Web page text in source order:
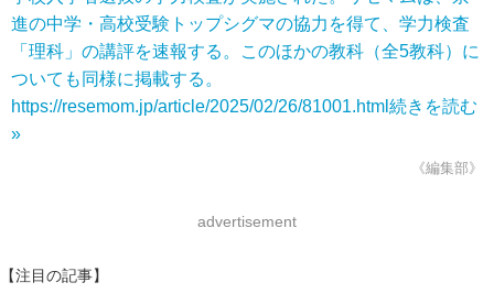
進の中学・高校受験トップシグマの協力を得て、学力検査
「理科」の講評を速報する。このほかの教科（全5教科）に
ついても同様に掲載する。
https://resemom.jp/article/2025/02/26/81001.html 続きを読む
»
《編集部》
advertisement
【注目の記事】